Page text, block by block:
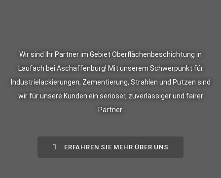
Wir sind Ihr Partner im Gebiet Oberflächenbeschichtung in
Laufach bei Aschaffenburg! Mit unserem Schwerpunkt für
Industrielackierungen, Zementierung, Strahlen und Putzen sind
wir für unsere Kunden ein seriöser, zuverlässiger und fairer
Partner.
ERFAHREN SIE MEHR ÜBER UNS